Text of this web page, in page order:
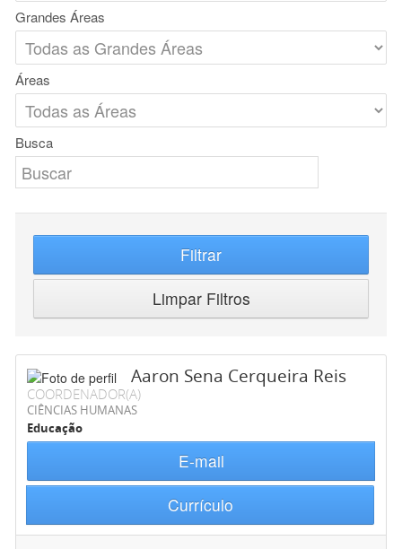
Grandes Áreas
Áreas
Busca
Filtrar
Limpar Filtros
Aaron Sena Cerqueira Reis
COORDENADOR(A)
CIÊNCIAS HUMANAS
Educação
E-mail
Currículo